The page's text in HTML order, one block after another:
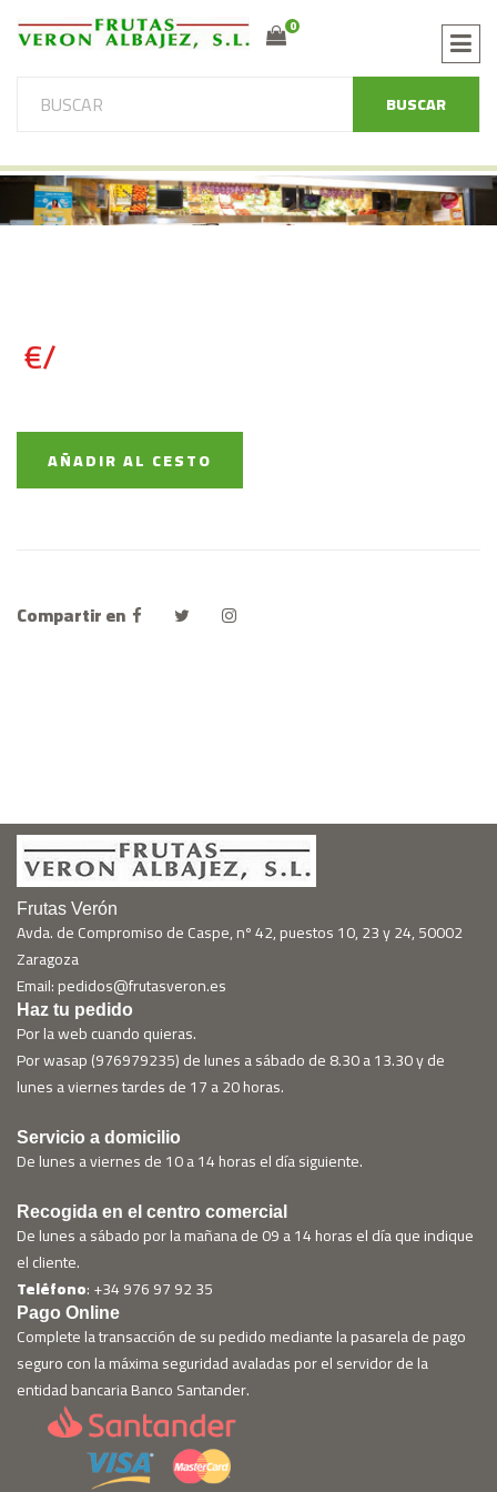
0
BUSCAR
€/
AÑADIR AL CESTO
Compartir en
Frutas Verón
Avda. de Compromiso de Caspe, nº 42, puestos 10, 23 y 24, 50002
Zaragoza
Email: pedidos@frutasveron.es
Haz tu pedido
Por la web cuando quieras.
Por wasap (976979235) de lunes a sábado de 8.30 a 13.30 y de
lunes a viernes tardes de 17 a 20 horas.
Servicio a domicilio
De lunes a viernes de 10 a 14 horas el día siguiente.
Recogida en el centro comercial
De lunes a sábado por la mañana de 09 a 14 horas el día que indique
el cliente.
Teléfono: +34 976 97 92 35
Pago Online
Complete la transacción de su pedido mediante la pasarela de pago
seguro con la máxima seguridad avaladas por el servidor de la
entidad bancaria Banco Santander.